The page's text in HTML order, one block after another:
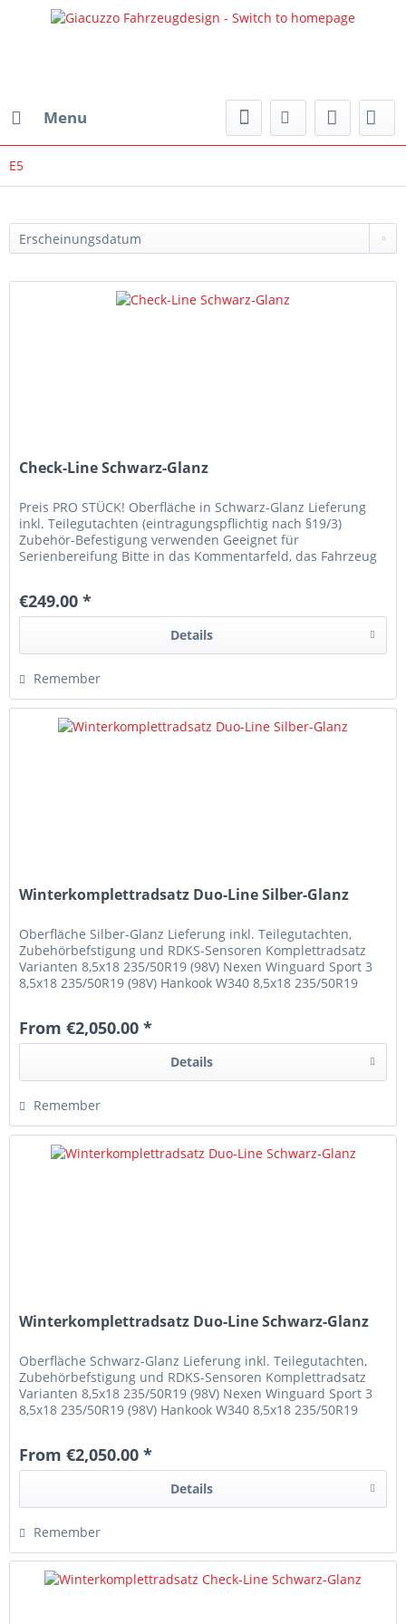
Menu
E5
Check-Line Schwarz-Glanz
Preis PRO STÜCK! Oberfläche in Schwarz-Glanz Lieferung
inkl. Teilegutachten (eintragungspflichtig nach §19/3)
Zubehör-Befestigung verwenden Geeignet für
Serienbereifung Bitte in das Kommentarfeld, das Fahrzeug
€249.00 *
Details
Remember
Winterkomplettradsatz Duo-Line Silber-Glanz
Oberfläche Silber-Glanz Lieferung inkl. Teilegutachten,
Zubehörbefstigung und RDKS-Sensoren Komplettradsatz
Varianten 8,5x18 235/50R19 (98V) Nexen Winguard Sport 3
8,5x18 235/50R19 (98V) Hankook W340 8,5x18 235/50R19
From €2,050.00 *
Details
Remember
Winterkomplettradsatz Duo-Line Schwarz-Glanz
Oberfläche Schwarz-Glanz Lieferung inkl. Teilegutachten,
Zubehörbefstigung und RDKS-Sensoren Komplettradsatz
Varianten 8,5x18 235/50R19 (98V) Nexen Winguard Sport 3
8,5x18 235/50R19 (98V) Hankook W340 8,5x18 235/50R19
From €2,050.00 *
Details
Remember